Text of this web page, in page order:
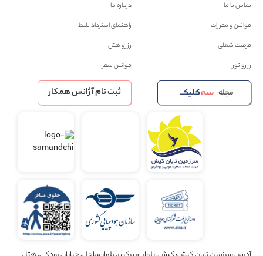
تماس با ما
درباره ما
قوانین و مقررات
راهنمای استرداد بلیط
فرصت شغلی
رزرو هتل
رزرو تور
قوانین سفر
مجله ثبت نام آژانس همکار